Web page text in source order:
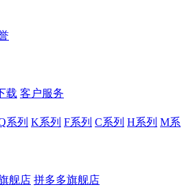
载 客户服务
系列 K系列 F系列 C系列 H系列 M系
舰店 拼多多旗舰店